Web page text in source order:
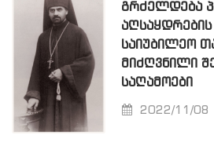
ᲒᲠᲫᲔᲚᲓᲔᲑᲐ
ᲡᲐᲘᲣᲑᲘᲚᲔᲝ
ᲛᲘᲫᲦᲕᲜᲘᲚᲘ
ᲡᲐᲦᲐᲛᲝᲔᲑᲘ
2022/11/08